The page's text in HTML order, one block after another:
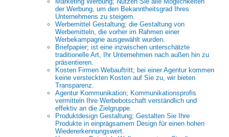
der Werbung, um den Bekanntheitsgrad Ihres
Unternehmens zu steigern.
Werbemittel Gestaltung; die Gestaltung von
Werbemitteln, die vorher im Rahmen einer
Werbekampagne ausgewählt wurden.
Briefpapier; ist eine inzwischen unterschätzte
traditionelle Art, Ihr Unternehmen nach außen hin zu
präsentieren.
Kosten Firmen Webauftritt; bei einer Agentur kommen
keine versteckten Kosten auf Sie zu, wir bieten
Transparenz.
Agentur Kommunikation; Kommunikationsprofis
vermitteln Ihre Werbebotschaft verständlich und
effektiv an die Zielgruppe.
Produktdesign Gestaltung; Gestalten Sie Ihre
Produkte in einprägsamem Design für einen hohen
Wiedererkennungswert.